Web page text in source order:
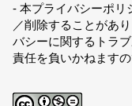
- 本プライバシーポリ
／削除することがあ
バシーに関するトラ
責任を負いかねます